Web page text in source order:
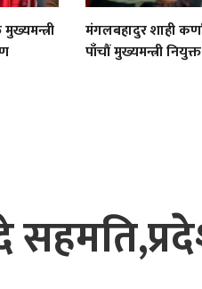
मंगलबहादुर शाही
पाँचौं मुख्यमन्त्री नियुक्त